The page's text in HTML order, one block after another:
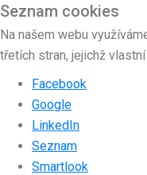
Seznam cookies
Na našem webu
třetích stran, jejichž
Facebook
Google
LinkedIn
Seznam
Smartlook